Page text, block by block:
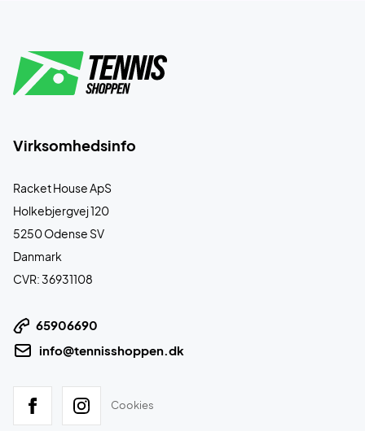
Virksomhedsinfo
Racket House ApS
Holkebjergvej 120
5250 Odense SV
Danmark
CVR: 36931108
65906690
info@tennisshoppen.dk
Cookies